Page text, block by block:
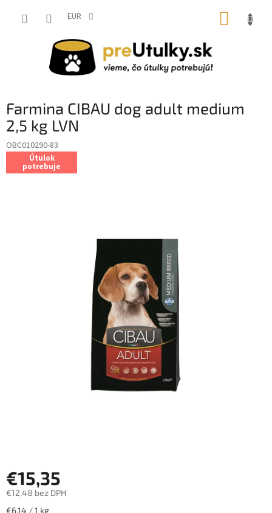
EUR
Farmina CIBAU dog adult medium
2,5 kg LVN
OBC010290-83
Útulok
potrebuje
€15,35
€12,48 bez DPH
Jednotková
€6,14 / 1 kg